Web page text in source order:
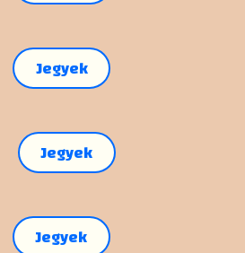
Jegyek
Jegyek
Jegyek